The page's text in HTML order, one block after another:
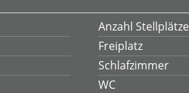
Anzahl Stellplätze
Freiplatz
Schlafzimmer
WC